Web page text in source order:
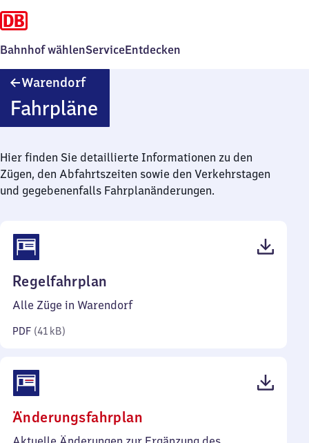
Bahnhof wählenServiceEntdecken
WarendorfWarendorf
Fahrpläne
Hier finden Sie detaillierte Informationen zu den
Zügen, den Abfahrtszeiten sowie den Verkehrstagen
und gegebenenfalls Fahrplanänderungen.
Regelfahrplan
41
Alle Züge in Warendorf
PDF (41 kB)
Änderungsfahrplan
66